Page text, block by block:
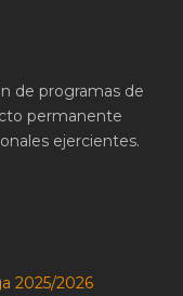
de programas de
permanente
ejercientes.
2025/2026